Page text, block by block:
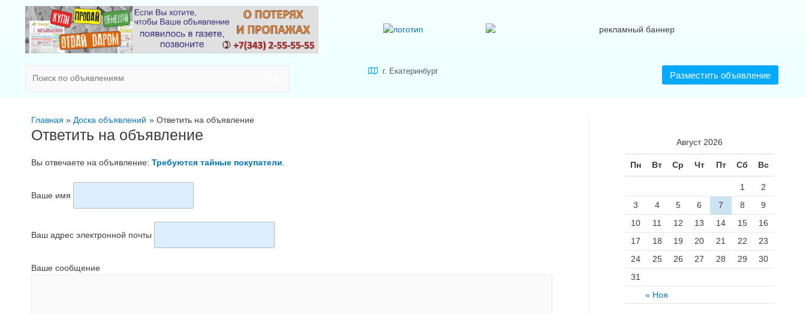
г. Екатеринбург Разместить объявление
Главная Доска объявлений Ответить на объявление
Ответить на объявление
Вы отвечаете на объявление: Требуются тайные покупатели
Ваше имя
Ваш адрес электронной почты
Ваше сообщение
Август 2026
Пн Вт Ср Чт Пт Сб Вс
« Ноя
1
2
3
4 5 6 7 8
9
10
11 12 13 14 15
16
17
18 19 20 21 22
23
24
25 26 27 28 29
30
31